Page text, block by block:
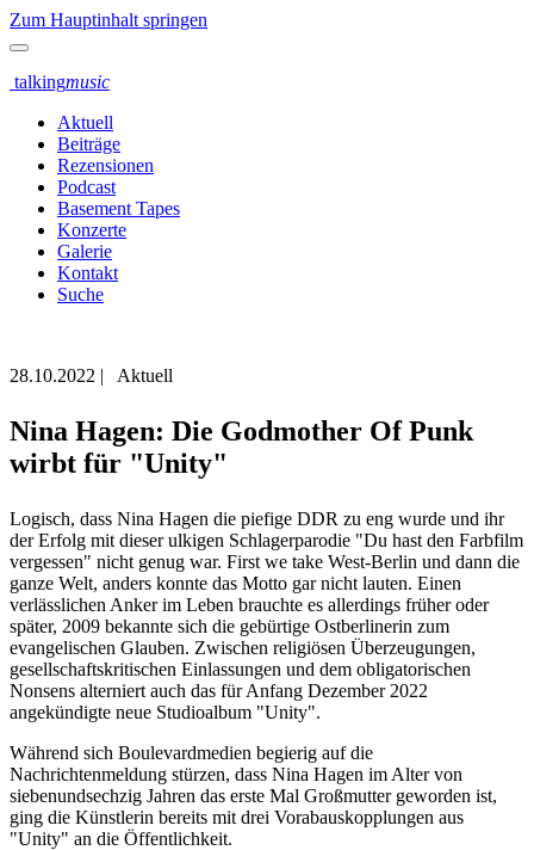
Zum Hauptinhalt springen
talkingmusic
Aktuell
Beiträge
Rezensionen
Podcast
Basement Tapes
Konzerte
Galerie
Kontakt
Suche
28.10.2022 | Aktuell
Nina Hagen: Die Godmother Of Punk
wirbt für "Unity"
Logisch, dass Nina Hagen die piefige DDR zu eng wurde und ihr
der Erfolg mit dieser ulkigen Schlagerparodie "Du hast den Farbfilm
vergessen" nicht genug war. First we take West-Berlin und dann die
ganze Welt, anders konnte das Motto gar nicht lauten. Einen
verlässlichen Anker im Leben brauchte es allerdings früher oder
später, 2009 bekannte sich die gebürtige Ostberlinerin zum
evangelischen Glauben. Zwischen religiösen Überzeugungen,
gesellschaftskritischen Einlassungen und dem obligatorischen
Nonsens alterniert auch das für Anfang Dezember 2022
angekündigte neue Studioalbum "Unity".
Während sich Boulevardmedien begierig auf die
Nachrichtenmeldung stürzen, dass Nina Hagen im Alter von
siebenundsechzig Jahren das erste Mal Großmutter geworden ist,
ging die Künstlerin bereits mit drei Vorabauskopplungen aus
"Unity" an die Öffentlichkeit.